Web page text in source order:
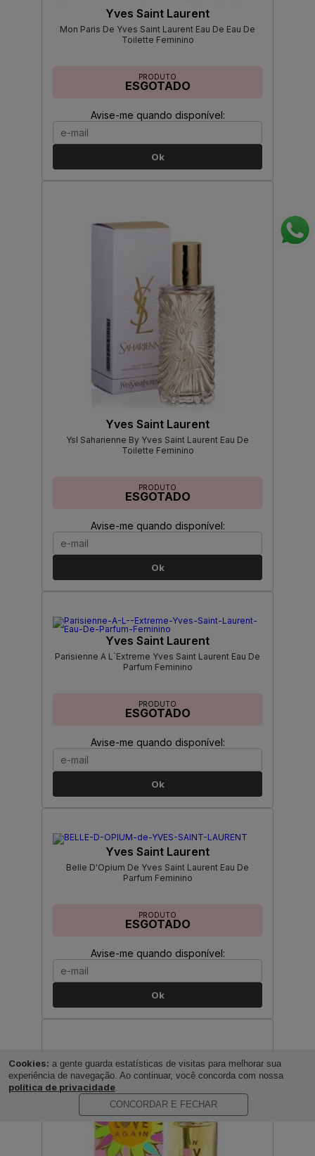
Yves Saint Laurent
Mon Paris De Yves Saint Laurent Eau De Eau De
Toilette Feminino
PRODUTO
ESGOTADO
Avise-me quando disponível:
Ok
Yves Saint Laurent
Ysl Saharienne By Yves Saint Laurent Eau De
Toilette Feminino
PRODUTO
ESGOTADO
Avise-me quando disponível:
Ok
Yves Saint Laurent
Parisienne A L`Extreme Yves Saint Laurent Eau De
Parfum Feminino
PRODUTO
ESGOTADO
Avise-me quando disponível:
Ok
Yves Saint Laurent
Belle D'Opium De Yves Saint Laurent Eau De
Parfum Feminino
PRODUTO
ESGOTADO
Avise-me quando disponível:
Ok
Cookies: a gente guarda estatísticas de visitas para melhorar sua
experiência de navegação. Ao continuar, você concorda com nossa
política de privacidade.
CONCORDAR E FECHAR